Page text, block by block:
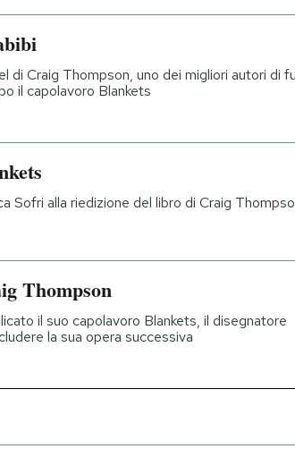
2026
di Craig Thompson, uno dei migliori autori di
il capolavoro Blankets
Sofri alla riedizione del libro di Craig
Thompson
il suo capolavoro Blankets, il disegnatore
la sua opera successiva